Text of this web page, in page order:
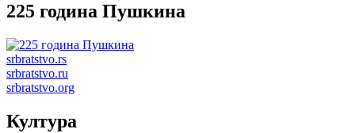
225 година Пушкина
srbratstvo.rs
srbratstvo.ru
srbratstvo.org
Култура